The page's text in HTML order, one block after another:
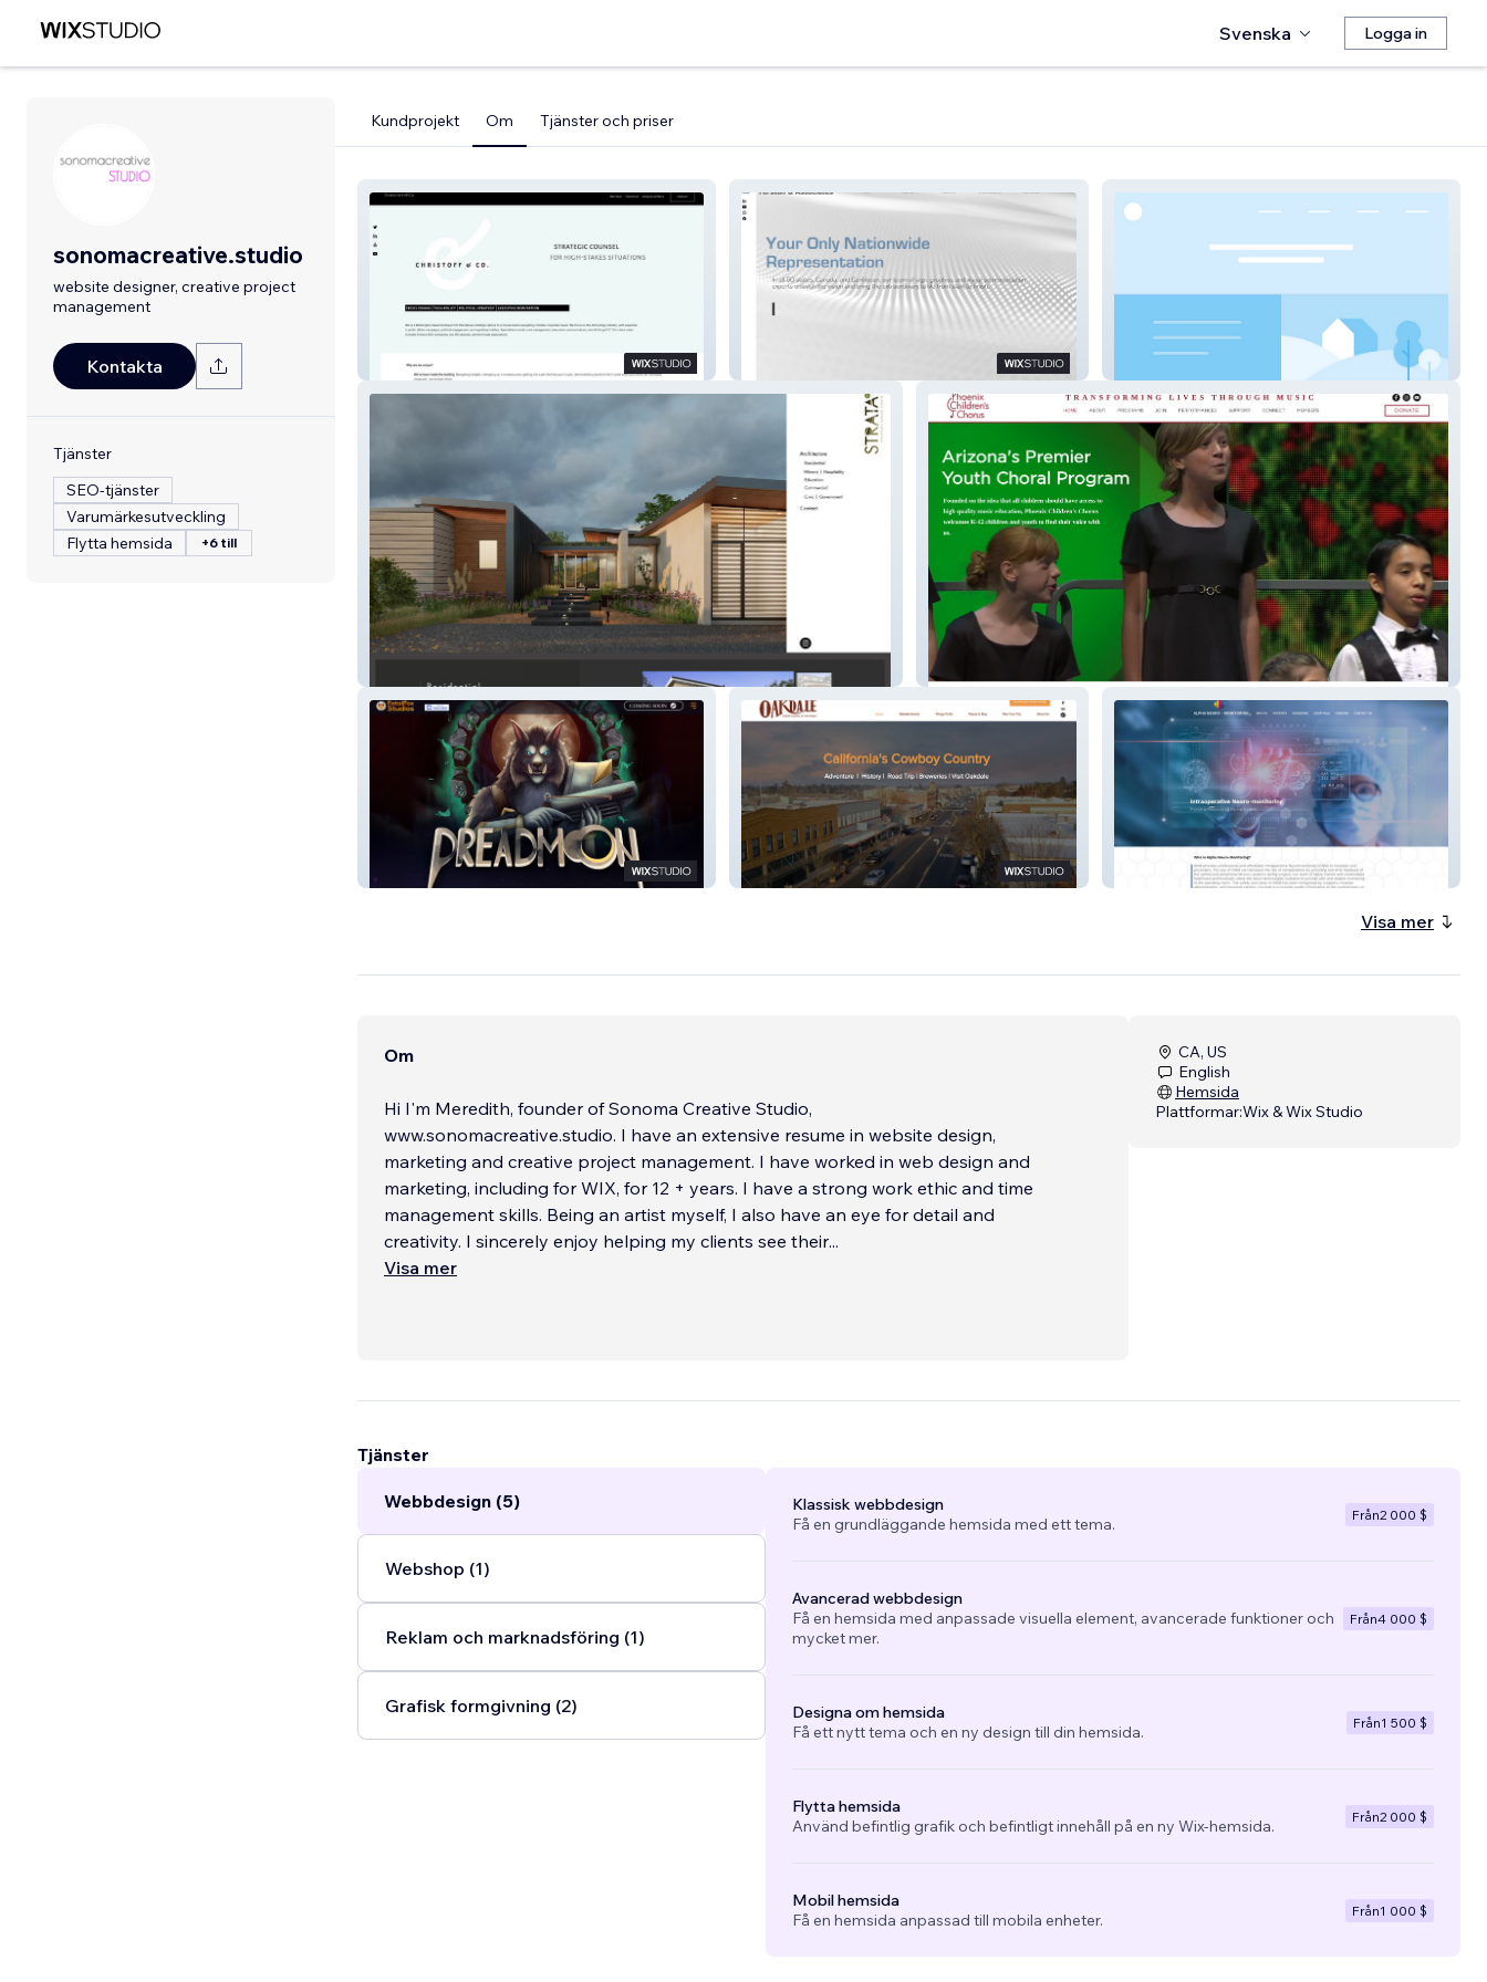
Svenska Logga in
sonomacreative.studio
website designer, creative project
management
Kontakta
Tjänster
SEO-tjänster
Varumärkesutveckling
Flytta hemsida
+6 till
Kundprojekt Om Tjänster och priser
Niki Christoff
Phoenix Children&amp;#39;s Chorus
Fatal Fox Studios Visit Oakdale
Visa mer
Om
Hi I'm Meredith, founder of Sonoma Creative Studio,
www.sonomacreative.studio. I have an extensive resume in website design,
marketing and creative project management. I have worked in web design and
marketing, including for WIX, for 12 + years. I have a strong work ethic and time
management skills. Being an artist myself, I also have an eye for detail and
creativity. I sincerely enjoy helping my clients see their...
Visa mer
CA, US
English
Hemsida
Plattformar:Wix & Wix Studio
Tjänster
Webbdesign (5)
Webshop (1)
Reklam och marknadsföring (1)
Grafisk formgivning (2)
Klassisk webbdesign
Få en grundläggande hemsida med ett tema.
Från2 000 $
Avancerad webbdesign
Få en hemsida med anpassade visuella element, avancerade funktioner och
mycket mer.
Från4 000 $
Designa om hemsida
Få ett nytt tema och en ny design till din hemsida.
Från1 500 $
Flytta hemsida
Använd befintlig grafik och befintligt innehåll på en ny Wix-hemsida.
Från2 000 $
Mobil hemsida
Få en hemsida anpassad till mobila enheter.
Från1 000 $